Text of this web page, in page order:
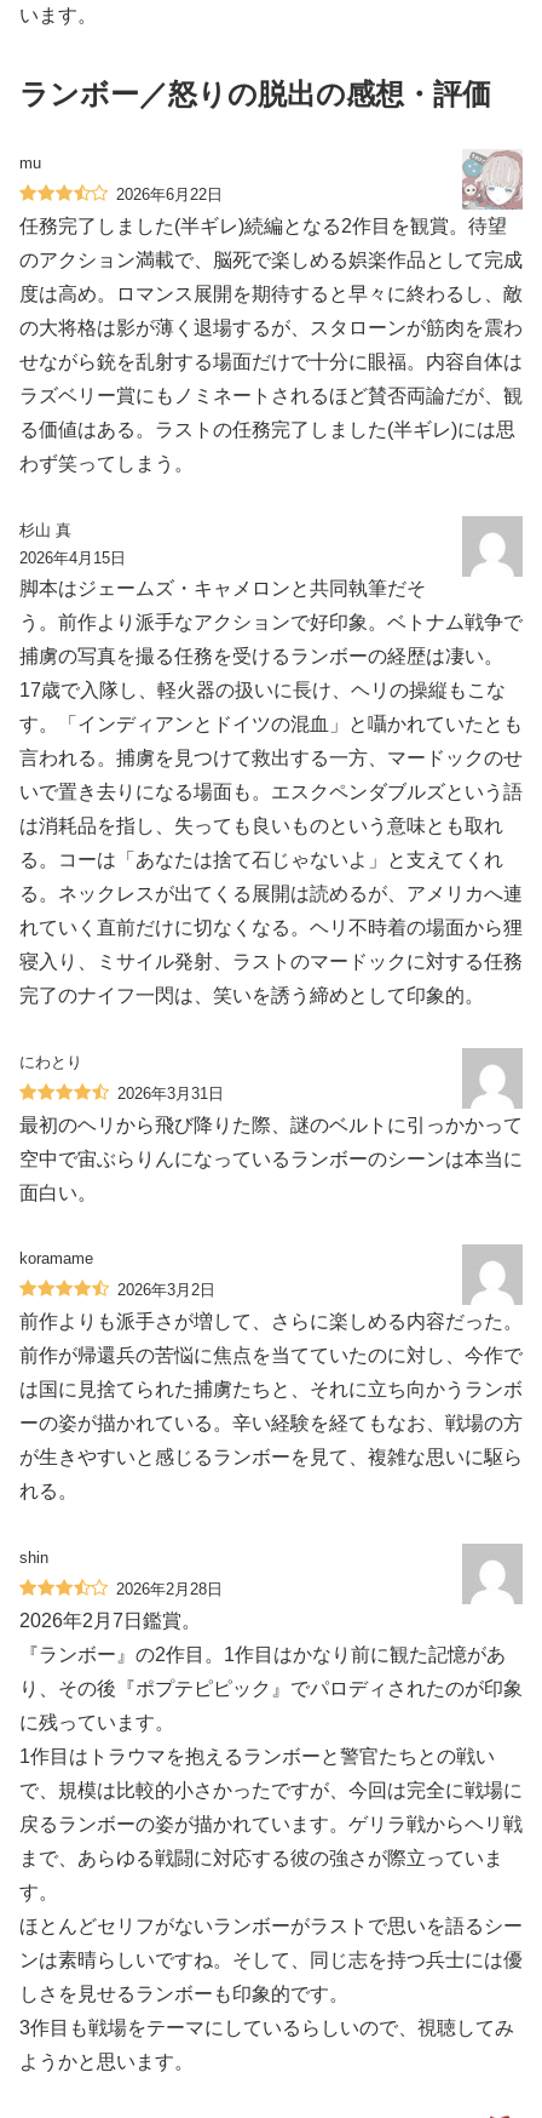
います。
ランボー／怒りの脱出の感想・評価
mu
2026年6月22日
任務完了しました(半ギレ)続編となる2作目を観賞。待望
のアクション満載で、脳死で楽しめる娯楽作品として完成
度は高め。ロマンス展開を期待すると早々に終わるし、敵
の大将格は影が薄く退場するが、スタローンが筋肉を震わ
せながら銃を乱射する場面だけで十分に眼福。内容自体は
ラズベリー賞にもノミネートされるほど賛否両論だが、観
る価値はある。ラストの任務完了しました(半ギレ)には思
わず笑ってしまう。
杉山 真
2026年4月15日
脚本はジェームズ・キャメロンと共同執筆だそ
う。前作より派手なアクションで好印象。ベトナム戦争で
捕虜の写真を撮る任務を受けるランボーの経歴は凄い。
17歳で入隊し、軽火器の扱いに長け、ヘリの操縦もこな
す。「インディアンとドイツの混血」と囁かれていたとも
言われる。捕虜を見つけて救出する一方、マードックのせ
いで置き去りになる場面も。エスクペンダブルズという語
は消耗品を指し、失っても良いものという意味とも取れ
る。コーは「あなたは捨て石じゃないよ」と支えてくれ
る。ネックレスが出てくる展開は読めるが、アメリカへ連
れていく直前だけに切なくなる。ヘリ不時着の場面から狸
寝入り、ミサイル発射、ラストのマードックに対する任務
完了のナイフ一閃は、笑いを誘う締めとして印象的。
にわとり
2026年3月31日
最初のヘリから飛び降りた際、謎のベルトに引っかかって
空中で宙ぶらりんになっているランボーのシーンは本当に
面白い。
koramame
2026年3月2日
前作よりも派手さが増して、さらに楽しめる内容だった。
前作が帰還兵の苦悩に焦点を当てていたのに対し、今作で
は国に見捨てられた捕虜たちと、それに立ち向かうランボ
ーの姿が描かれている。辛い経験を経てもなお、戦場の方
が生きやすいと感じるランボーを見て、複雑な思いに駆ら
れる。
shin
2026年2月28日
2026年2月7日鑑賞。
『ランボー』の2作目。1作目はかなり前に観た記憶があ
り、その後『ポプテピピック』でパロディされたのが印象
に残っています。
1作目はトラウマを抱えるランボーと警官たちとの戦い
で、規模は比較的小さかったですが、今回は完全に戦場に
戻るランボーの姿が描かれています。ゲリラ戦からヘリ戦
まで、あらゆる戦闘に対応する彼の強さが際立っていま
す。
ほとんどセリフがないランボーがラストで思いを語るシー
ンは素晴らしいですね。そして、同じ志を持つ兵士には優
しさを見せるランボーも印象的です。
3作目も戦場をテーマにしているらしいので、視聴してみ
ようかと思います。